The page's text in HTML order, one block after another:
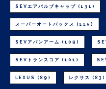
SEVエアバルブキャップ (131)
スーパーオートバックス (115)
SEVアバンアーム (109)
SEVトランスコア (101)
LEXUS (89) レクサス (83)